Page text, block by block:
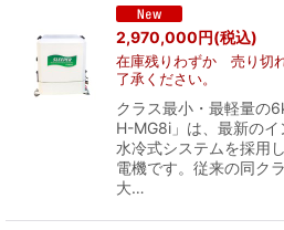
2,970,000円(税込)
在庫残りわずか 売り切
了承ください。
クラス最小・最軽量の
H-MG8i」は、最新の
水冷式システムを採用
電機です。従来の同ク
大…